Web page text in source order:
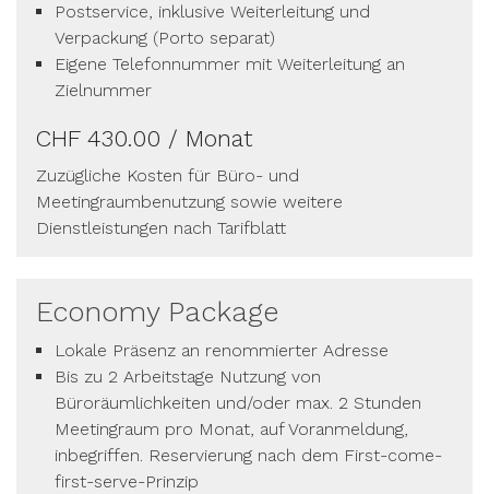
Postservice, inklusive Weiterleitung und
Verpackung (Porto separat)
Eigene Telefonnummer mit Weiterleitung an
Zielnummer
CHF 430.00 / Monat
Zuzügliche Kosten für Büro- und
Meetingraumbenutzung sowie weitere
Dienstleistungen nach Tarifblatt
Economy Package
Lokale Präsenz an renommierter Adresse
Bis zu 2 Arbeitstage Nutzung von
Büroräumlichkeiten und/oder max. 2 Stunden
Meetingraum pro Monat, auf Voranmeldung,
inbegriffen. Reservierung nach dem First-come-
first-serve-Prinzip